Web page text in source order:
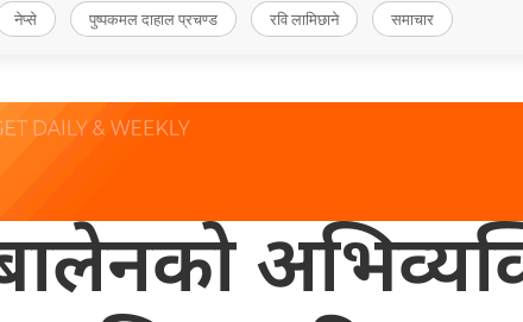
नेप्से पुष्पकमल दाहाल प्रचण्ड रवि लामिछाने समाचार
बालेनको